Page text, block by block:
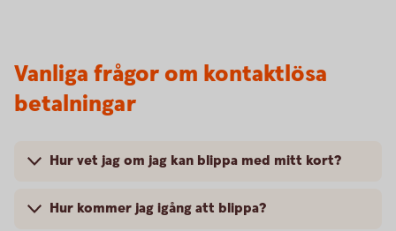
Vanliga frågor om kontaktlösa
betalningar
Hur vet jag om jag kan blippa med mitt kort?
Hur kommer jag igång att blippa?